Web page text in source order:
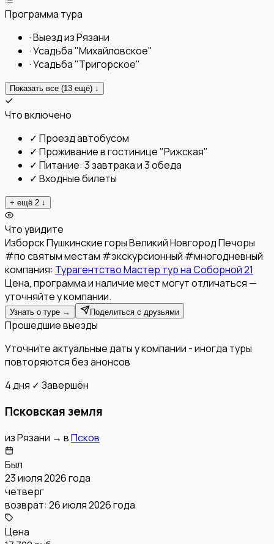
Программа тура
·Выезд из Рязани
·Усадьба "Михайловское"
·Усадьба "Тригорское"
Показать все (13 ещё) ↓
Что включено
✓ Проезд автобусом
✓ Проживание в гостинице "Рижская"
✓ Питание: 3 завтрака и 3 обеда
✓ Входные билеты
+ ещё 2 ↓
Что увидите
ИзборскПушкинские горыВеликий НовгородПечоры
#по святым местам #экскурсионный #многодневный
компания: Турагентство Мастер тур на Соборной 21
Цена, программа и наличие мест могут отличаться —
уточняйте у компании.
Узнать о туре → Поделиться с друзьями
Прошедшие выезды
Уточните актуальные даты у компании - иногда туры
повторяются без анонсов
4 дня ✓ Завершён
Псковская земля
изРязани → вПсков
Был
23 июля 2026 года
четверг
возврат: 26 июля 2026 года
Цена